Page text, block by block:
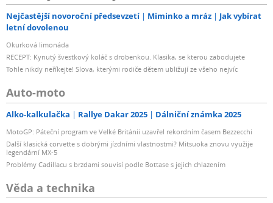
Nejčastější novoroční předsevzetí Miminko a mráz
Jak vybírat
letní dovolenou
Okurková limonáda
RECEPT: Kynutý švestkový koláč s drobenkou. Klasika, se kterou zabodujete
Tohle nikdy neříkejte! Slova, kterými rodiče dětem ubližují ze všeho nejvíc
Auto-moto
Alko-kalkulačka Rallye Dakar 2025 Dálniční známka 2025
MotoGP: Páteční program ve Velké Británii uzavřel rekordním časem Bezzecchi
Další klasická corvette s dobrými jízdními vlastnostmi? Mitsuoka znovu využije
legendární MX-5
Problémy Cadillacu s brzdami souvisí podle Bottase s jejich chlazením
Věda a technika